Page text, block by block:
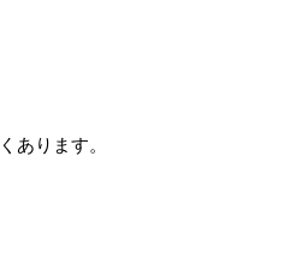
あります。